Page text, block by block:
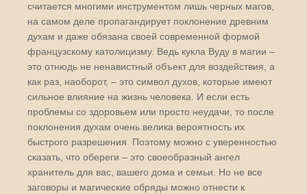
считается многими инструментом лишь черных магов,
на самом деле пропагандирует поклонение древним
духам и даже обязана своей современной формой
французскому католицизму. Ведь кукла Вуду в магии –
это отнюдь не ненавистный объект для воздействия, а
как раз, наоборот, – это символ духов, которые имеют
сильное влияние на жизнь человека. И если есть
проблемы со здоровьем или просто неудачи, то после
поклонения духам очень велика вероятность их
быстрого разрешения. Поэтому можно с уверенностью
сказать, что обереги – это своеобразный ангел
хранитель для вас, вашего дома и семьи. Но не все
заговоры и магические обряды можно отнести к